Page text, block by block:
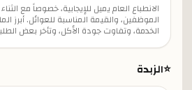
الانطباع العام يميل للإيجابية، خصوصاً مع
الموظفين، والقيمة المناسبة للعوائل. أبرز
الخدمة، وتفاوت جودة الأكل، وتأخر بعض
⭐الزبدة